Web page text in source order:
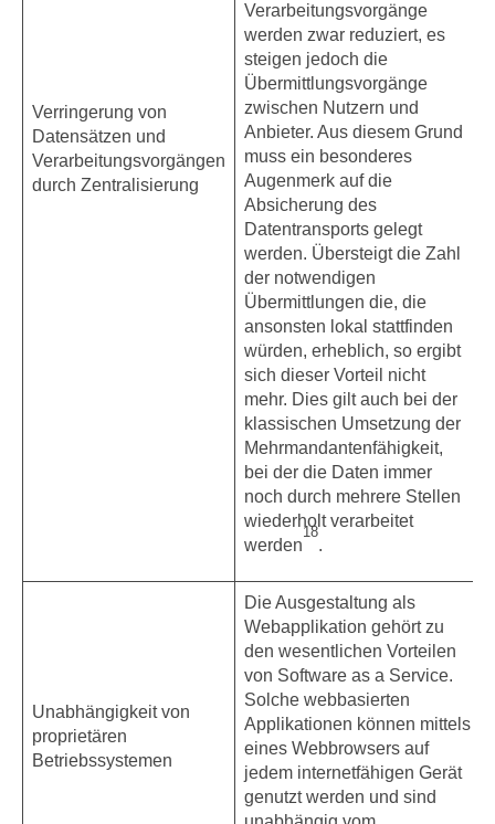
Verringerung von
Datensätzen und
Verarbeitungsvorgängen
durch Zentralisierung
Verarbeitungsvorgänge
werden zwar reduziert, es
steigen jedoch die
Übermittlungsvorgänge
zwischen Nutzern und
Anbieter. Aus diesem Grund
muss ein besonderes
Augenmerk auf die
Absicherung des
Datentransports gelegt
werden. Übersteigt die Zahl
der notwendigen
Übermittlungen die, die
ansonsten lokal stattfinden
würden, erheblich, so ergibt
sich dieser Vorteil nicht
mehr. Dies gilt auch bei der
klassischen Umsetzung der
Mehrmandantenfähigkeit,
bei der die Daten immer
noch durch mehrere Stellen
wiederholt verarbeitet
werden
18
.
Unabhängigkeit von
proprietären
Betriebssystemen
Die Ausgestaltung als
Webapplikation gehört zu
den wesentlichen Vorteilen
von Software as a Service.
Solche webbasierten
Applikationen können mittels
eines Webbrowsers auf
jedem internetfähigen Gerät
genutzt werden und sind